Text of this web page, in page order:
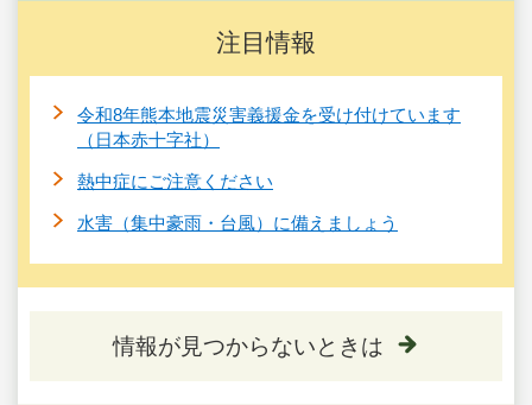
注目情報
令和8年熊本地震災害義援金を受け付けています
（日本赤十字社）
熱中症にご注意ください
水害（集中豪雨・台風）に備えましょう
情報が見つからないときは